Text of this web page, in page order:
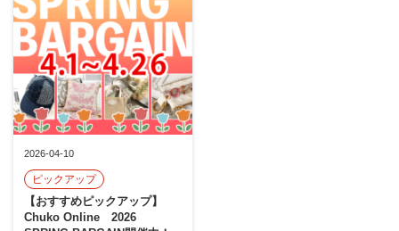
2026-04-10
ピックアップ
【おすすめピックアップ】
Chuko Online 2026